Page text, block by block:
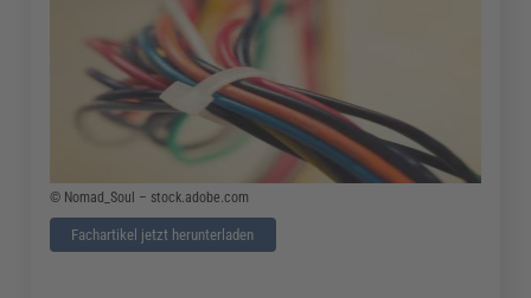
© Nomad_Soul – stock.adobe.com
Fachartikel jetzt herunterladen